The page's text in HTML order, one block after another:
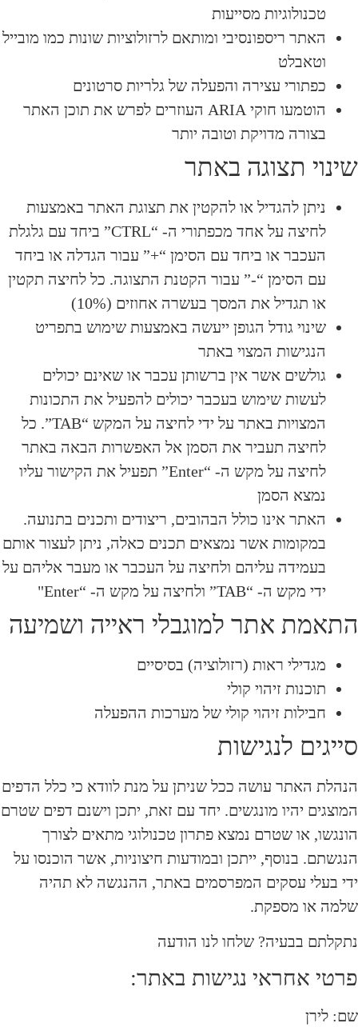
טכנולוגיות מסייעות
האתר ריספונסיבי ומותאם לרזולוציות שונות כמו מובייל
וטאבלט
כפתורי עצירה והפעלה של גלריות סרטונים
הוטמעו חוקי ARIA העוזרים לפרש את תוכן האתר
בצורה מדויקת וטובה יותר
שינוי תצוגה באתר
ניתן להגדיל או להקטין את תצוגת האתר באמצעות
לחיצה על אחד מכפתורי ה- “CTRL” ביחד עם גלגלת
העכבר או ביחד עם הסימן “+” עבור הגדלה או ביחד
עם הסימן “-” עבור הקטנת התצוגה. כל לחיצה תקטין
או תגדיל את המסך בעשרה אחוזים (10%)
שינוי גודל הגופן ייעשה באמצעות שימוש בתפריט
הנגישות המצוי באתר
גולשים אשר אין ברשותן עכבר או שאינם יכולים
לעשות שימוש בעכבר יכולים להפעיל את התכונות
המצויות באתר על ידי לחיצה על המקש “TAB”. כל
לחיצה תעביר את הסמן אל האפשרות הבאה באתר
לחיצה על מקש ה- “Enter” תפעיל את הקישור עליו
נמצא הסמן
האתר אינו כולל הבהובים, ריצודים ותכנים בתנועה.
במקומות אשר נמצאים תכנים כאלה, ניתן לעצור אותם
בעמידה עליהם ולחיצה על העכבר או מעבר אליהם על
ידי מקש ה- “TAB” ולחיצה על מקש ה- “Enter"
התאמת אתר למוגבלי ראייה ושמיעה
מגדילי ראות (רזולוציה) בסיסיים
תוכנות זיהוי קולי
חבילות זיהוי קולי של מערכות ההפעלה
סייגים לנגישות
הנהלת האתר עושה ככל שניתן על מנת לוודא כי כלל הדפים
המוצגים יהיו מונגשים. יחד עם זאת, יתכן וישנם דפים שטרם
הונגשו, או שטרם נמצא פתרון טכנולוגי מתאים לצורך
הנגשתם. בנוסף, ייתכן ובמודעות חיצוניות, אשר הוכנסו על
ידי בעלי עסקים המפרסמים באתר, ההנגשה לא תהיה
שלמה או מספקת.
נתקלתם בבעיה? שלחו לנו הודעה
פרטי אחראי נגישות באתר:
שם: לירן